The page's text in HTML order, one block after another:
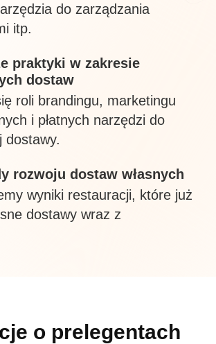
do zarządzania
itp.
praktyki w zakresie
dostaw
roli brandingu, marketingu
i płatnych narzędzi do
dostawy.
rozwoju dostaw własnych
wyniki restauracji, które już
dostawy wraz z
o prelegentach